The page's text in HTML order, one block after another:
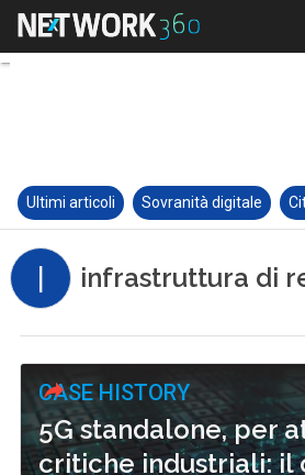
Ultimi articoli Sovranità digitale
I infrastruttura di
CASE HISTORY
5G standalone, per
critiche industriali: il